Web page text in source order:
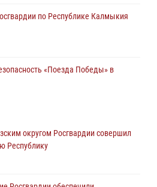
по Республике Калмыкия
«Поезда Победы» в
округом Росгвардии совершил
Республику